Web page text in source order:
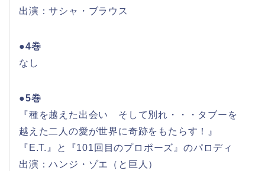
出演：サシャ・ブラウス
●4巻
なし
●5巻
『種を越えた出会い そして別れ・・・タブーを
越えた二人の愛が世界に奇跡をもたらす！』
『E.T.』と『101回目のプロポーズ』のパロディ
出演：ハンジ・ゾエ（と巨人）